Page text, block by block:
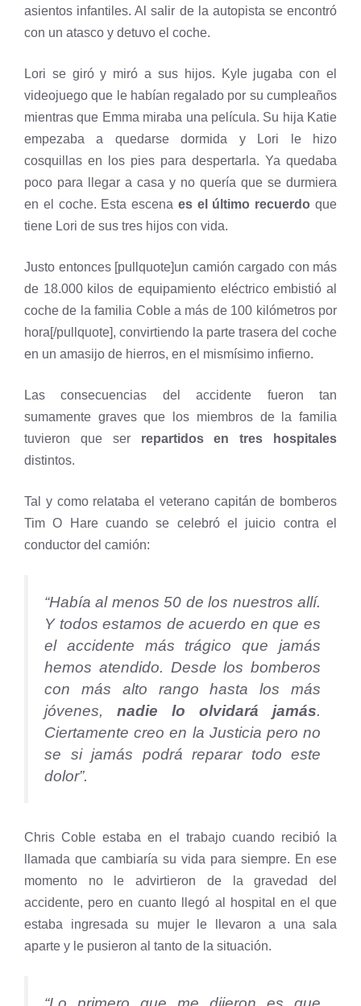
asientos infantiles. Al salir de la autopista se encontró
con un atasco y detuvo el coche.
Lori se giró y miró a sus hijos. Kyle jugaba con el
videojuego que le habían regalado por su cumpleaños
mientras que Emma miraba una película. Su hija Katie
empezaba a quedarse dormida y Lori le hizo
cosquillas en los pies para despertarla. Ya quedaba
poco para llegar a casa y no quería que se durmiera
en el coche. Esta escena es el último recuerdo que
tiene Lori de sus tres hijos con vida.
Justo entonces [pullquote]un camión cargado con más
de 18.000 kilos de equipamiento eléctrico embistió al
coche de la familia Coble a más de 100 kilómetros por
hora[/pullquote], convirtiendo la parte trasera del coche
en un amasijo de hierros, en el mismísimo infierno.
Las consecuencias del accidente fueron tan
sumamente graves que los miembros de la familia
tuvieron que ser repartidos en tres hospitales
distintos.
Tal y como relataba el veterano capitán de bomberos
Tim O Hare cuando se celebró el juicio contra el
conductor del camión:
“Había al menos 50 de los nuestros allí.
Y todos estamos de acuerdo en que es
el accidente más trágico que jamás
hemos atendido. Desde los bomberos
con más alto rango hasta los más
jóvenes, nadie lo olvidará jamás.
Ciertamente creo en la Justicia pero no
se si jamás podrá reparar todo este
dolor”.
Chris Coble estaba en el trabajo cuando recibió la
llamada que cambiaría su vida para siempre. En ese
momento no le advirtieron de la gravedad del
accidente, pero en cuanto llegó al hospital en el que
estaba ingresada su mujer le llevaron a una sala
aparte y le pusieron al tanto de la situación.